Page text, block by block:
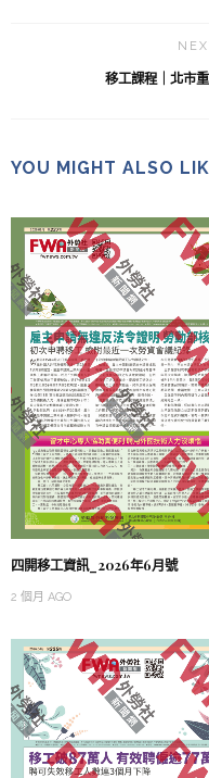
移工課程｜北市
YOU MIGHT ALSO
四開移工資訊_2026年6月號
2 個月 AGO